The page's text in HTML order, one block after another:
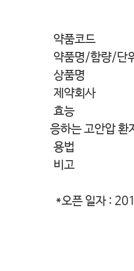
약품코드
약품명/함량/
상품명 코
제약회사
효능 개방각
응하는 고안압 환
용법 1회
비고
*오픈 일자 :